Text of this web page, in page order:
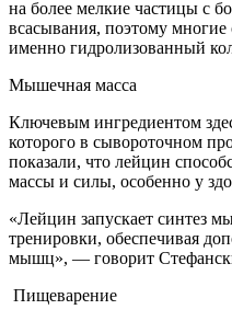
на более мелкие частицы с
всасывания, поэтому
именно гидролизованный
Мышечная масса
Ключевым ингредиентом
которого в сывороточном
показали, что лейцин
массы и силы, особенно у
«Лейцин запускает синтез
тренировки, обеспечивая
мышц», — говорит
Пищеварение